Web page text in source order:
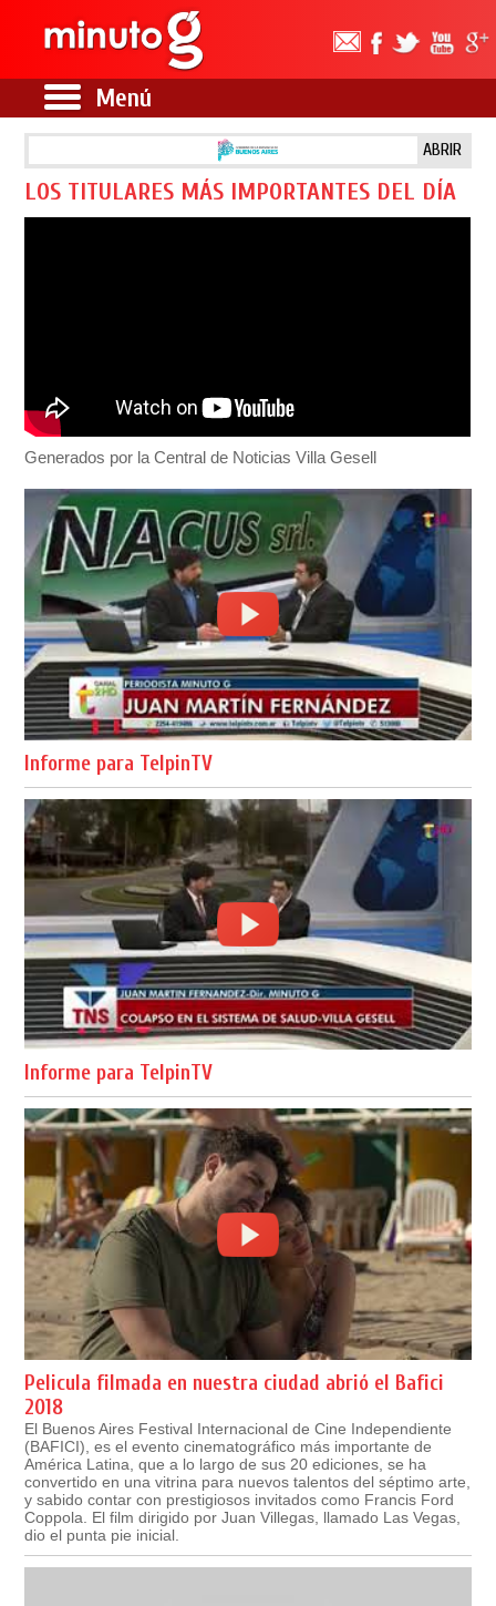
Menú
ABRIR
LOS TITULARES MÁS IMPORTANTES DEL DÍA
Generados por la Central de Noticias Villa Gesell
Informe para TelpinTV
Informe para TelpinTV
Pelicula filmada en nuestra ciudad abrió el Bafici
2018
El Buenos Aires Festival Internacional de Cine Independiente
(BAFICI), es el evento cinematográfico más importante de
América Latina, que a lo largo de sus 20 ediciones, se ha
convertido en una vitrina para nuevos talentos del séptimo arte,
y sabido contar con prestigiosos invitados como Francis Ford
Coppola. El film dirigido por Juan Villegas, llamado Las Vegas,
dio el punta pie inicial.